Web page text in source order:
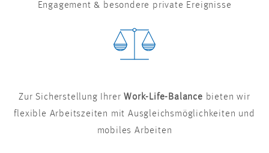
Engagement & besondere private Ereignisse
Zur Sicherstellung IhrerWork-Life-Balance bieten wir
flexible Arbeitszeiten mit Ausgleichsmöglichkeiten und
mobiles Arbeiten